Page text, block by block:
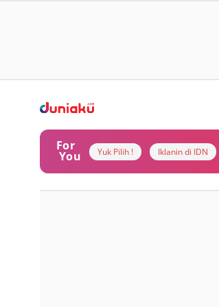
For
You Yuk Pilih ! Iklanin di IDN